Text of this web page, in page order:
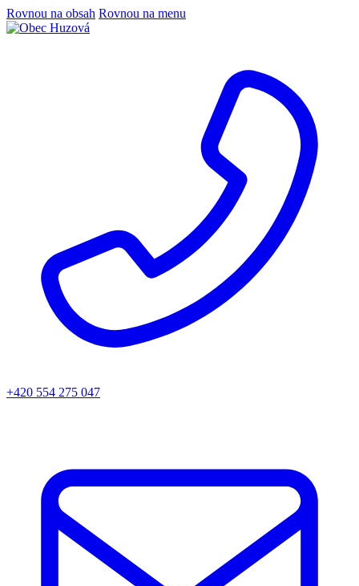
Rovnou na obsah Rovnou na menu
+420 554 275 047